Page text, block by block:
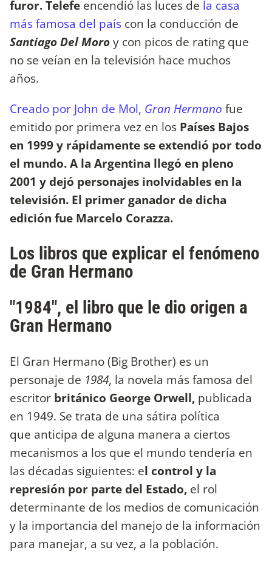
furor.Telefe encendió las luces de la casa
más famosa del país con la conducción de
Santiago Del Moroy con picos de rating que
no se veían en la televisión hace muchos
años.
Creado por John de Mol, Gran Hermano fue
emitido por primera vez en los Países Bajos
en 1999 y rápidamente se extendió por todo
el mundo. A la Argentina llegó en pleno
2001 y dejó personajes inolvidables en la
televisión. El primer ganador de dicha
edición fue Marcelo Corazza.
Los libros que explicar el fenómeno
de Gran Hermano
"1984", el libro que le dio origen a
Gran Hermano
El Gran Hermano (Big Brother) es un
personaje de 1984, la novela más famosa del
escritor británico George Orwell, publicada
en 1949. Se trata de una sátira política
que anticipa de alguna manera a ciertos
mecanismos a los que el mundo tendería en
las décadas siguientes: el control y la
represión por parte del Estado, el rol
determinante de los medios de comunicación
y la importancia del manejo de la información
para manejar, a su vez, a la población.